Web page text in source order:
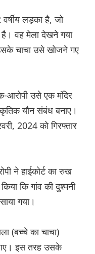
लड़का है, जो
है। वह मेला देखने गया
चाचा उसे खोजने गए
आरोपी उसे एक मंदिर
यौन संबंध बनाए।
2024 को गिरफ्तार
ने हाईकोर्ट का रुख
कि गांव की दुश्मनी
गया।
(बच्चे का चाचा)
इस तरह उसके